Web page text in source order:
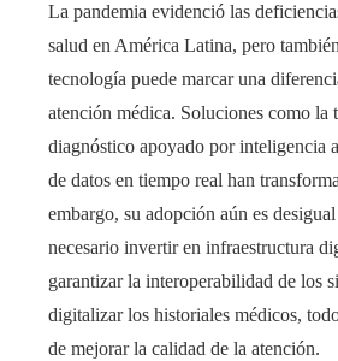
La pandemia evidenció las
salud en América Latina, pero
tecnología puede marcar una
atención médica. Soluciones como la
diagnóstico apoyado por inteligencia
de datos en tiempo real han
embargo, su adopción aún es
necesario invertir en infraestructura
garantizar la interoperabilidad de los
digitalizar los historiales médicos,
de mejorar la calidad de la atención.